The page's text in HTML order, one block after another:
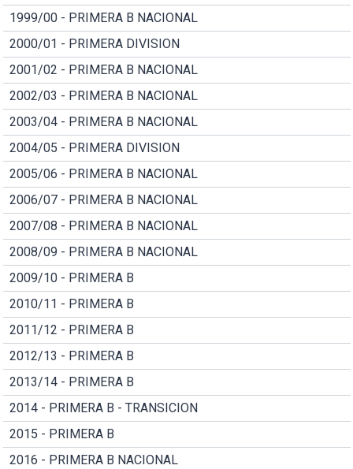
1999/00 - PRIMERA B NACIONAL
2000/01 - PRIMERA DIVISION
2001/02 - PRIMERA B NACIONAL
2002/03 - PRIMERA B NACIONAL
2003/04 - PRIMERA B NACIONAL
2004/05 - PRIMERA DIVISION
2005/06 - PRIMERA B NACIONAL
2006/07 - PRIMERA B NACIONAL
2007/08 - PRIMERA B NACIONAL
2008/09 - PRIMERA B NACIONAL
2009/10 - PRIMERA B
2010/11 - PRIMERA B
2011/12 - PRIMERA B
2012/13 - PRIMERA B
2013/14 - PRIMERA B
2014 - PRIMERA B - TRANSICION
2015 - PRIMERA B
2016 - PRIMERA B NACIONAL